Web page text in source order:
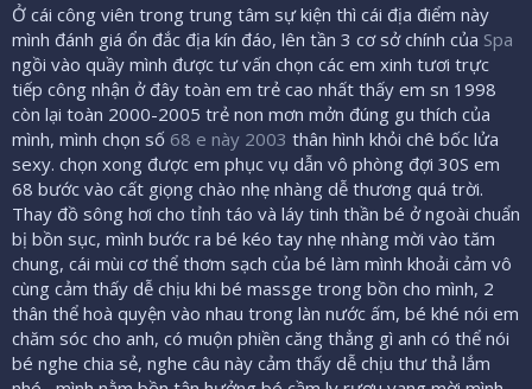
Ở cái công viên trong trung tâm sự kiện thì cái địa điểm này
mình đánh giá ổn đắc địa kín đáo, lên tần 3 cơ sở chính của Spa
ngồi vào quầy mình được tư vấn chọn các em xinh tươi trực
tiếp công nhận ở đây toàn em trẻ cao nhất thấy em sn 1998
còn lại toàn 2000-2005 trẻ non mơn mởn đúng gu thích của
mình, mình chọn số 68 e này 2003 thân hình khỏi chê bốc lửa
sexy. chọn xong được em phục vụ dẫn vô phòng đợi 30S em
68 bước vào cất giọng chào nhẹ nhàng dễ thương quá trời.
Thay đồ sông hơi cho tỉnh táo và láy tinh thần bé ở ngoài chuẩn
bị bồn sục, mình bước ra bé kéo tay nhẹ nhàng mời vào tăm
chung, cái mùi cơ thể thơm sạch của bé làm mình khoải cảm vô
cùng cảm thấy dễ chịu khi bé massge trong bồn cho mình, 2
thân thể hoà quyện vào nhau trong làn nước ấm, bé khé nói em
chăm sóc cho anh, có muộn phiền căng thẳng gì anh có thể nói
bé nghe chia sẻ, nghe câu này cảm thấy dễ chịu thư thả lắm